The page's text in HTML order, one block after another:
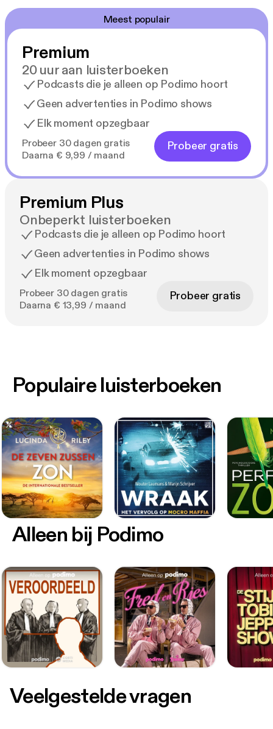
Meest populair
Premium
20 uur aan luisterboeken
Podcasts die je alleen op Podimo hoort
Geen advertenties in Podimo shows
Elk moment opzegbaar
Probeer 30 dagen gratis
Daarna € 9,99 / maand
Probeer gratis
Premium Plus
Onbeperkt luisterboeken
Podcasts die je alleen op Podimo hoort
Geen advertenties in Podimo shows
Elk moment opzegbaar
Probeer 30 dagen gratis
Daarna € 13,99 / maand
Probeer gratis
Alleen bij Podimo
Populaire luisterboeken
Veelgestelde vragen